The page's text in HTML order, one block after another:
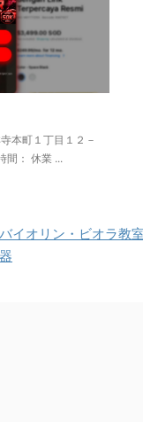
本町１丁目１２－
間： 休業 ...
イオリン・ビオラ教室